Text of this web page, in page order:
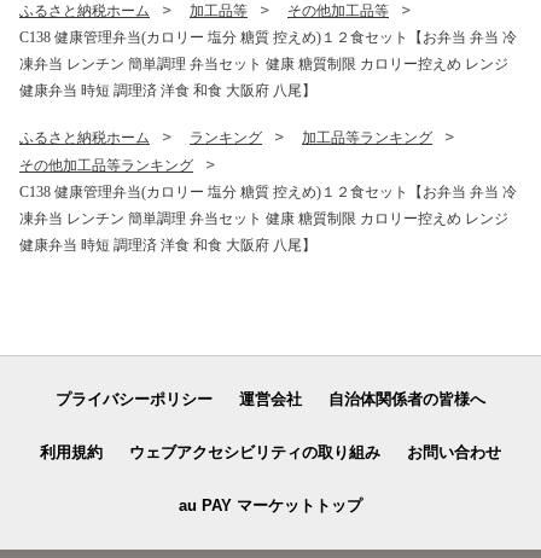
生活 正規品 大阪府 八尾市 返
礼品】
活 正規品 大阪府 八尾市 返礼
品】
ふるさと納税ホーム 加工品等
その他加工品等
C138 健康管理弁当(カロリー 塩分 糖質 控えめ)１２食セット【お弁当 弁当 冷
凍弁当 レンチン 簡単調理 弁当セット 健康 糖質制限 カロリー控えめ レンジ
健康弁当 時短 調理済 洋食 和食 大阪府 八尾】
ふるさと納税ホーム ランキング
加工品等ランキング
その他加工品等ランキング
C138 健康管理弁当(カロリー 塩分 糖質 控えめ)１２食セット【お弁当 弁当 冷
凍弁当 レンチン 簡単調理 弁当セット 健康 糖質制限 カロリー控えめ レンジ
健康弁当 時短 調理済 洋食 和食 大阪府 八尾】
プライバシーポリシー 運営会社 自治体関係者の皆様へ
利用規約 ウェブアクセシビリティの取り組み お問い合わせ
au PAY マーケットトップ